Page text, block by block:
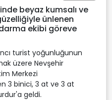
beyaz kumsalı ve
ünlenen
ekibi göreve
turist yoğunluğunun
üzere Nevşehir
Merkezi
3 binici, 3 at ve 3 at
geldi.